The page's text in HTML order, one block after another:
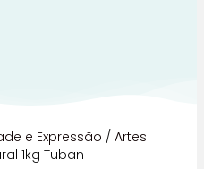
e Expressão / Artes
1kg Tuban